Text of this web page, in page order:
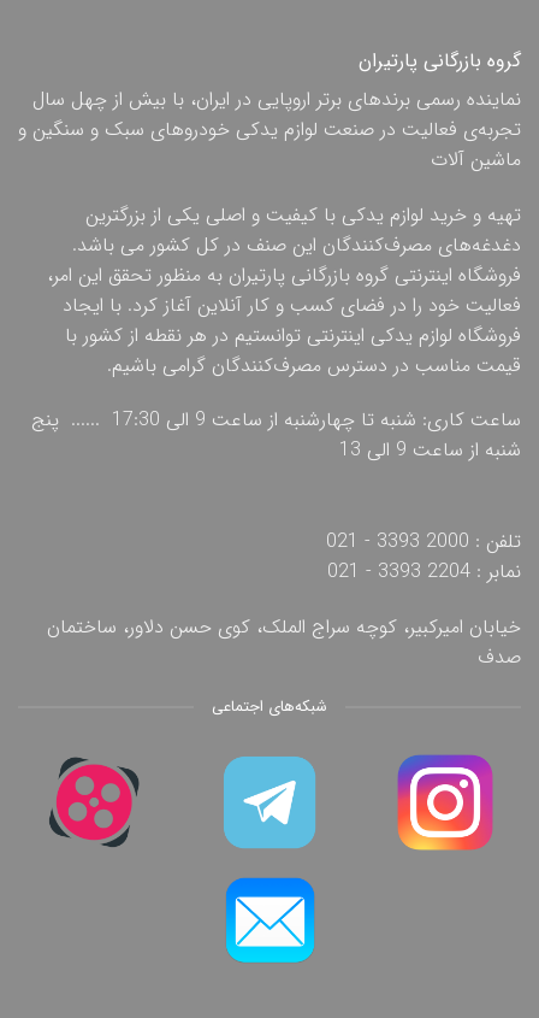
گروه بازرگانی پارتیران
نماینده رسمی برندهای برتر اروپایی در ایران، با بیش از چهل سال
تجربه‌ی فعالیت در صنعت لوازم یدکی خودروهای سبک و سنگین و
ماشین آلات
تهیه و خرید لوازم یدکی با کیفیت و اصلی یکی از بزرگترین
دغدغه‌های مصرف‌کنندگان این صنف در کل کشور می باشد.
فروشگاه اینترنتی گروه بازرگانی پارتیران به منظور تحقق این امر،
فعالیت خود را در فضای کسب و کار آنلاین آغاز کرد. با ایجاد
فروشگاه لوازم یدکی اینترنتی توانستیم در هر نقطه از کشور با
قیمت مناسب در دسترس مصرف‌کنندگان گرامی باشیم.
ساعت کاری: شنبه تا چهارشنبه از ساعت 9 الی 17:30 ...... پنج
شنبه از ساعت 9 الی 13
تلفن : 2000 3393 - 021
نمابر : 2204 3393 - 021
خیابان امیرکبیر، کوچه سراج الملک، کوی حسن دلاور، ساختمان
صدف
شبکه‌های اجتماعی